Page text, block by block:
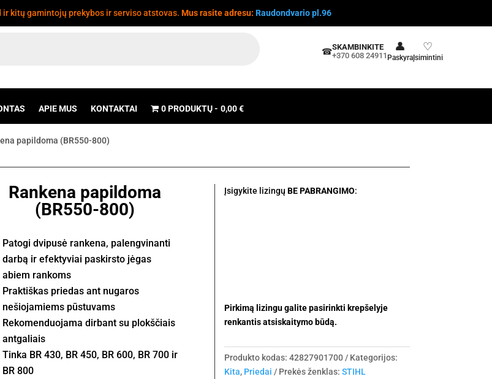
kitų gamintojų prekybos ir serviso atstovas. Mus rasite adresu: Raudondvario pl.96
☎SKAMBINKITE
+370 608 24911
👤
Paskyra
♡
Įsimintini
APIE MUS KONTAKTAI 0 PRODUKTŲ 0,00 €
papildoma (BR550-800)
Rankena papildoma
(BR550-800)
Patogi dvipusė rankena, palengvinanti
darbą ir efektyviai paskirsto jėgas
abiem rankoms
Praktiškas priedas ant nugaros
nešiojamiems pūstuvams
Rekomenduojama dirbant su plokščiais
antgaliais
Tinka BR 430, BR 450, BR 600, BR 700 ir
BR 800
Įsigykite lizingų BE PABRANGIMO:
Pirkimą lizingu galite pasirinkti krepšelyje
renkantis atsiskaitymo būdą.
Produkto kodas: 42827901700
Kategorijos:
Kita, Priedai Prekės ženklas: STIHL